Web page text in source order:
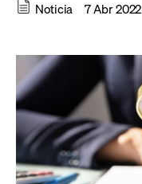
Noticia 7 Abr 2022